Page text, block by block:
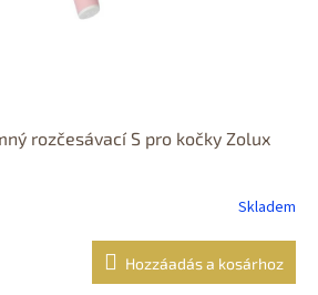
rozčesávací S pro kočky Zolux
Skladem
Hozzáadás a kosárhoz